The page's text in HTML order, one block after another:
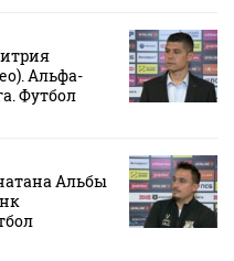
Альфа-
Футбол
Альбы